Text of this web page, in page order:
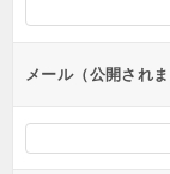
ンメール（公開され